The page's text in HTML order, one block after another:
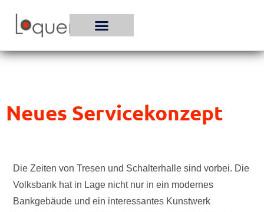
Inhalt
Neues Servicekonzept
Die Zeiten von Tresen und Schalterhalle sind vorbei. Die
Volksbank hat in Lage nicht nur in ein modernes
Bankgebäude und ein interessantes Kunstwerk